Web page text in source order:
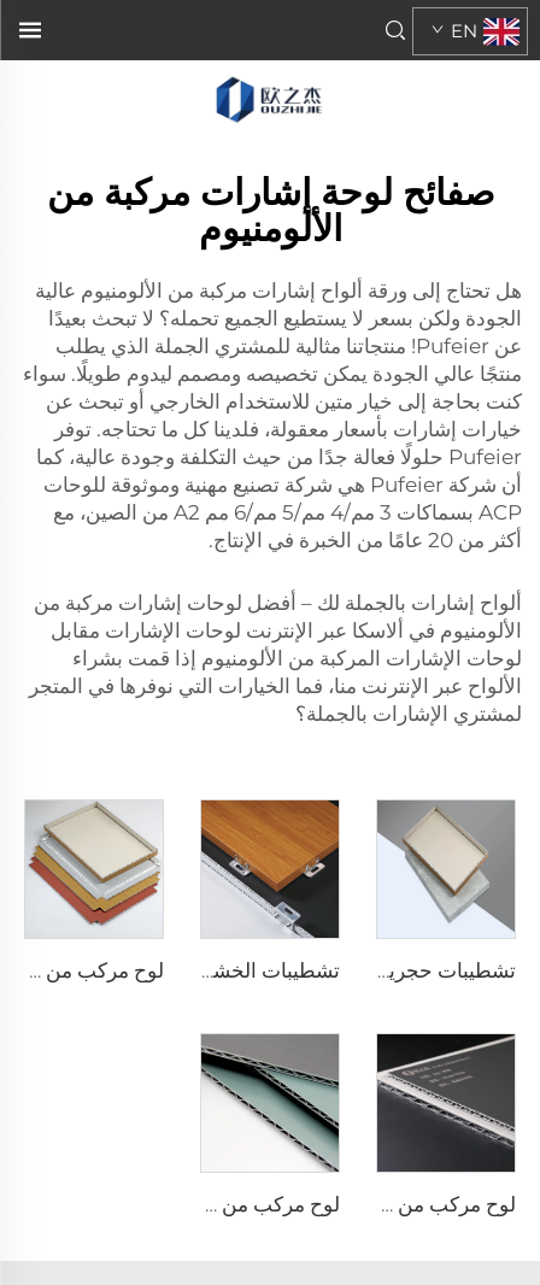
EN
صفائح لوحة إشارات مركبة من
الألومنيوم
هل تحتاج إلى ورقة ألواح إشارات مركبة من الألومنيوم عالية
الجودة ولكن بسعر لا يستطيع الجميع تحمله؟ لا تبحث بعيدًا
عن Pufeier! منتجاتنا مثالية للمشتري الجملة الذي يطلب
منتجًا عالي الجودة يمكن تخصيصه ومصمم ليدوم طويلًا. سواء
كنت بحاجة إلى خيار متين للاستخدام الخارجي أو تبحث عن
خيارات إشارات بأسعار معقولة، فلدينا كل ما تحتاجه. توفر
Pufeier حلولًا فعالة جدًا من حيث التكلفة وجودة عالية، كما
أن شركة Pufeier هي شركة تصنيع مهنية وموثوقة للوحات
ACP بسماكات 3 مم/4 مم/5 مم/6 مم A2 من الصين، مع
أكثر من 20 عامًا من الخبرة في الإنتاج.
ألواح إشارات بالجملة لك – أفضل لوحات إشارات مركبة من
الألومنيوم في ألاسكا عبر الإنترنت لوحات الإشارات مقابل
لوحات الإشارات المركبة من الألومنيوم إذا قمت بشراء
الألواح عبر الإنترنت منا، فما الخيارات التي نوفرها في المتجر
لمشتري الإشارات بالجملة؟
تشطيبات حجرية ACP - 4 مم × 1220 مم × 2440 مم تشطيبات الخشب acp لوح مركب - 4 مم × 1220 مم × 2440 مم لوح مركب من الألومنيوم بسماكة 4 مم - 4 مم 1220 مم × 2440 مم (122 سم × 244 سم)
لوح مركب من الألومنيوم بلمسات نهائية معدنية - 0.4 سم × 122 سم × 244 سم لوح مركب من الألومنيوم بتشطيبات صلبة - 4 مم × 1220 مم × 2440 مم